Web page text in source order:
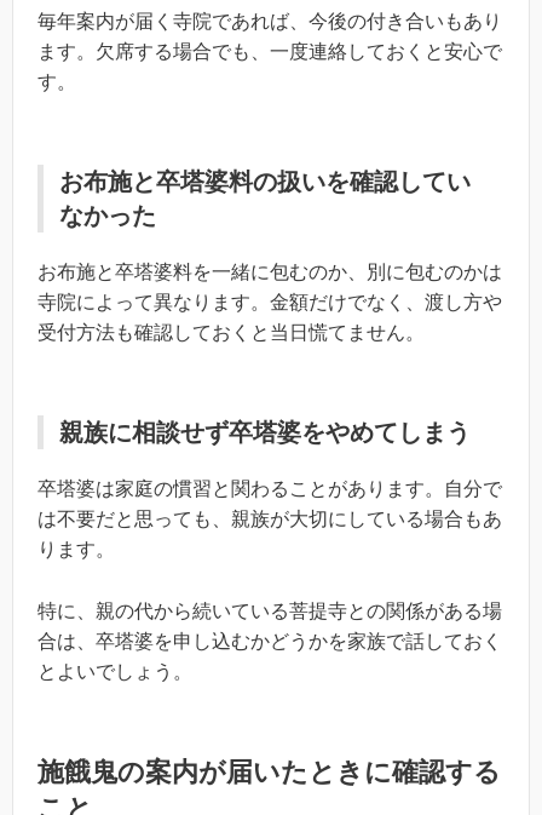
毎年案内が届く寺院であれば、今後の付き合いもあり
ます。欠席する場合でも、一度連絡しておくと安心で
す。
お布施と卒塔婆料の扱いを確認してい
なかった
お布施と卒塔婆料を一緒に包むのか、別に包むのかは
寺院によって異なります。金額だけでなく、渡し方や
受付方法も確認しておくと当日慌てません。
親族に相談せず卒塔婆をやめてしまう
卒塔婆は家庭の慣習と関わることがあります。自分で
は不要だと思っても、親族が大切にしている場合もあ
ります。
特に、親の代から続いている菩提寺との関係がある場
合は、卒塔婆を申し込むかどうかを家族で話しておく
とよいでしょう。
施餓鬼の案内が届いたときに確認する
こと